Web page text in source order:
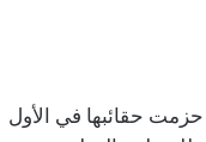
حزمت حقائبها في الأول